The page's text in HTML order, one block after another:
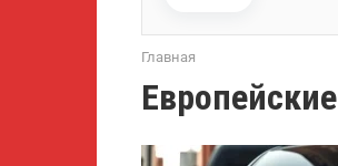
Главная
Европейские